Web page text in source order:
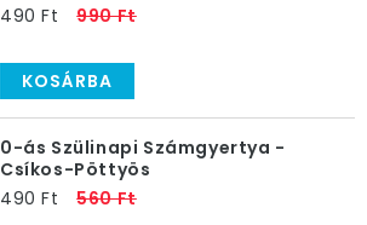
490 Ft
990 Ft
KOSÁRBA
0-ás Szülinapi Számgyertya -
Csíkos-Pöttyös
490 Ft
560 Ft